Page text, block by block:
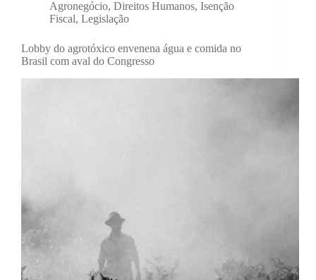
Agronegócio, Direitos Humanos, Isenção
Fiscal, Legislação
Lobby do agrotóxico envenena água e comida no
Brasil com aval do Congresso